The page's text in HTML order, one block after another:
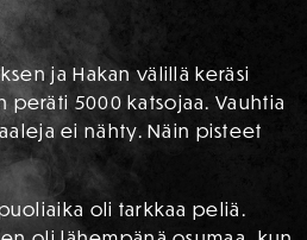
ja Hakan välillä keräsi
peräti 5000 katsojaa. Vauhtia
ei nähty. Näin pisteet
oli tarkkaa peliä.